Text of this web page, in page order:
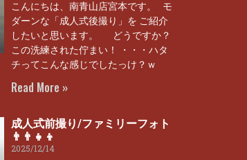
こんにちは、南青山店宮本です。 モ
ダーンな「成人式後撮り」を ご紹介
したいと思います。 どうですか？
この洗練された佇まい！ ・・・ハタ
チってこんな感じでしたっけ？ｗ
Read More »
成人式前撮り/ファミリーフォト
👨‍👨‍👧‍👦
2025/12/14